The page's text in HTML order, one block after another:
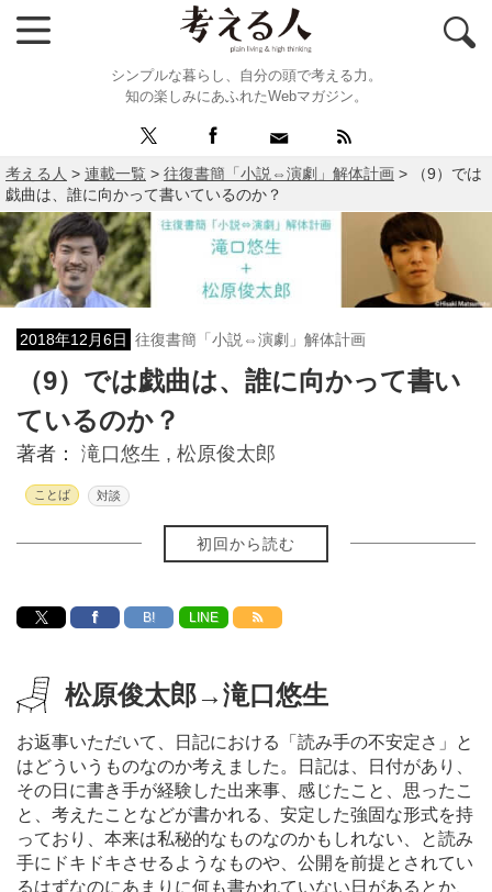
シンプルな暮らし、自分の頭で考える力。
知の楽しみにあふれたWebマガジン。
考える人 > 連載一覧 > 往復書簡「小説⇔演劇」解体計画 >
（9）では
戯曲は、誰に向かって書いているのか？
2018年12月6日 往復書簡「小説⇔演劇」解体計画
（9）では戯曲は、誰に向かって書い
ているのか？
著者： 滝口悠生 , 松原俊太郎
ことば 対談
初回から読む
B! LINE
松原俊太郎→滝口悠生
お返事いただいて、日記における「読み手の不安定さ」と
はどういうものなのか考えました。日記は、日付があり、
その日に書き手が経験した出来事、感じたこと、思ったこ
と、考えたことなどが書かれる、安定した強固な形式を持
っており、本来は私秘的なものなのかもしれない、と読み
手にドキドキさせるようなものや、公開を前提とされてい
るはずなのにあまりに何も書かれていない日があるとか、